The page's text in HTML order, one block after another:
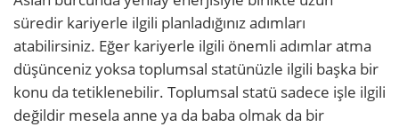
süredir kariyerle ilgili planladığınız adımları
atabilirsiniz. Eğer kariyerle ilgili önemli adımlar atma
düşünceniz yoksa toplumsal statünüzle ilgili başka bir
konu da tetiklenebilir. Toplumsal statü sadece işle ilgili
değildir mesela anne ya da baba olmak da bir